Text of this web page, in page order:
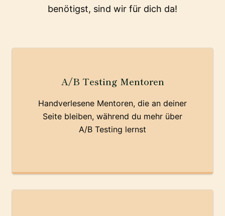
benötigst, sind wir für dich da!
A/B Testing Mentoren
Handverlesene Mentoren, die an deiner
Seite bleiben, während du mehr über
A/B Testing lernst